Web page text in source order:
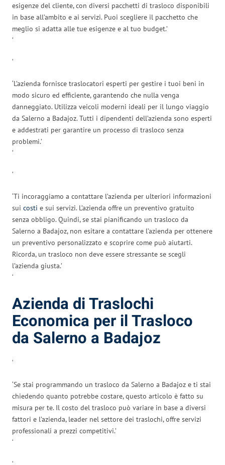
esigenze del cliente, con diversi pacchetti di trasloco disponibili
in base all’ambito e ai servizi. Puoi scegliere il pacchetto che
meglio si adatta alle tue esigenze e al tuo budget.’
‘
‘
‘L’azienda fornisce traslocatori esperti per gestire i tuoi beni in
modo sicuro ed efficiente, garantendo che nulla venga
danneggiato. Utilizza veicoli moderni ideali per il lungo viaggio
da Salerno a Badajoz. Tutti i dipendenti dell’azienda sono esperti
e addestrati per garantire un processo di trasloco senza
problemi.’
‘
‘
‘Ti incoraggiamo a contattare l’azienda per ulteriori informazioni
sui costi e sui servizi. L’azienda offre un preventivo gratuito
senza obbligo. Quindi, se stai pianificando un trasloco da
Salerno a Badajoz, non esitare a contattare l’azienda per ottenere
un preventivo personalizzato e scoprire come può aiutarti.
Ricorda, un trasloco non deve essere stressante se scegli
l’azienda giusta.’
‘
Azienda di Traslochi
Economica per il Trasloco
da Salerno a Badajoz
‘
‘Se stai programmando un trasloco da Salerno a Badajoz e ti stai
chiedendo quanto potrebbe costare, questo articolo è fatto su
misura per te. Il costo del trasloco può variare in base a diversi
fattori e l’azienda, leader nel settore dei traslochi, offre servizi
professionali a prezzi competitivi.’
‘